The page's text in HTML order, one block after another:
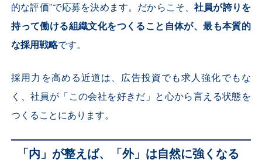
的な評価”で応募を決めます。だからこそ、社員が誇りを
持って働ける組織文化をつくること自体が、最も本質的
な採用戦略です。
採用力を高める近道は、広告投資でも求人強化でもな
く、社員が「この会社を好きだ」と心から言える状態を
つくることにあります。
「内」が整えば、「外」は自然に強くなる